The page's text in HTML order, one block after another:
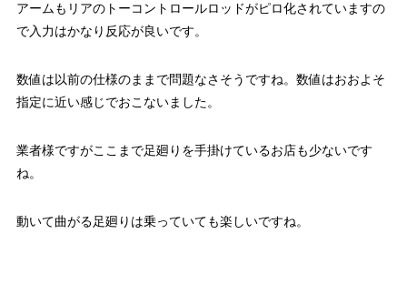
アームもリアのトーコントロールロッドがピロ化されていますの
で入力はかなり反応が良いです。
数値は以前の仕様のままで問題なさそうですね。数値はおおよそ
指定に近い感じでおこないました。
業者様ですがここまで足廻りを手掛けているお店も少ないです
ね。
動いて曲がる足廻りは乗っていても楽しいですね。